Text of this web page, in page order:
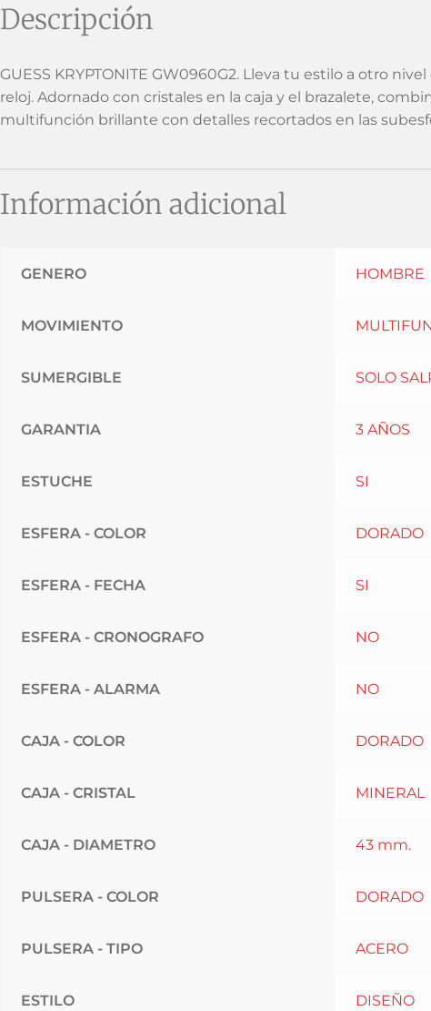
Descripción
GUESS KRYPTONITE GW0960G2. Lleva tu estilo a otro
reloj. Adornado con cristales en la caja y el brazalete,
multifunción brillante con detalles recortados en las
Información adicional
GENERO HOMBRE
MOVIMIENTO
SUMERGIBLE SOLO
GARANTIA 3 AÑOS
ESTUCHE SI
ESFERA - COLOR DORADO
ESFERA - FECHA SI
ESFERA - CRONOGRAFO NO
ESFERA - ALARMA NO
CAJA - COLOR DORADO
CAJA - CRISTAL MINERAL
CAJA - DIAMETRO 43 mm.
PULSERA - COLOR DORADO
PULSERA - TIPO ACERO
ESTILO DISEÑO